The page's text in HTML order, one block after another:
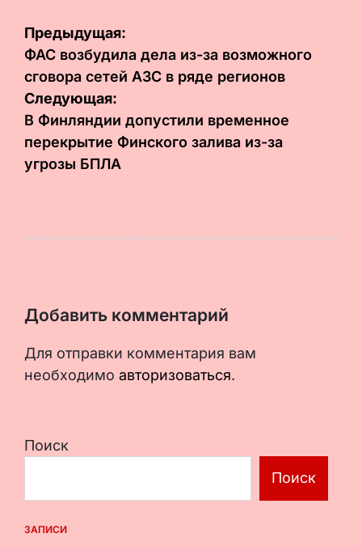
Навигация
по
записям
Предыдущая:
ФАС возбудила дела из-за возможного
сговора сетей АЗС в ряде регионов
Следующая:
В Финляндии допустили временное
перекрытие Финского залива из-за
угрозы БПЛА
Добавить комментарий
Для отправки комментария вам
необходимо авторизоваться.
Поиск
Поиск
ЗАПИСИ